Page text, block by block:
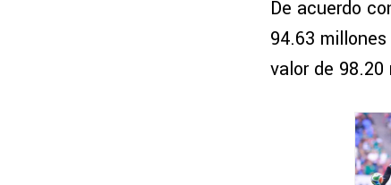
De acuerdo
94.63
valor de 98.20